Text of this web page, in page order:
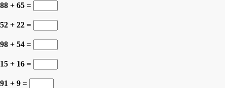
88 + 65 =
52 + 22 =
98 + 54 =
15 + 16 =
91 + 9 =